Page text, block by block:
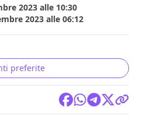
2023 alle 10:30
2023 alle 06:12
preferite